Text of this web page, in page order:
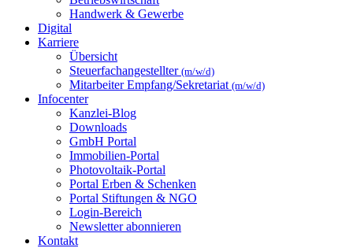
Handwerk & Gewerbe
Digital
Karriere
Übersicht
Steuerfachangestellter (m/w/d)
Mitarbeiter Empfang/Sekretariat (m/w/d)
Infocenter
Kanzlei-Blog
Downloads
GmbH Portal
Immobilien-Portal
Photovoltaik-Portal
Portal Erben & Schenken
Portal Stiftungen & NGO
Login-Bereich
Newsletter abonnieren
Kontakt